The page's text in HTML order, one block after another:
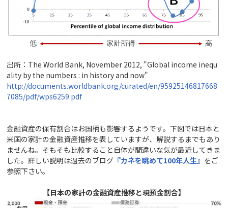
出所：The World Bank, November 2012, "Global income inequ
ality by the numbers : in history and now"
http://documents.worldbank.org/curated/en/95925146817668
7085/pdf/wps6259.pdf
金融資産の保有割合はお国柄も影響するようです。下図では日本と
米国の家計の金融資産推移を表していますが、解説するまでもあり
ませんね。そもそも比較すること自体が間違いな気が最近してきま
した。詳しい説明は過去のブログ 『カネを眺めて100年人生』 をご
参照下さい。
【日本の家計の金融資産推移と現預金割合】